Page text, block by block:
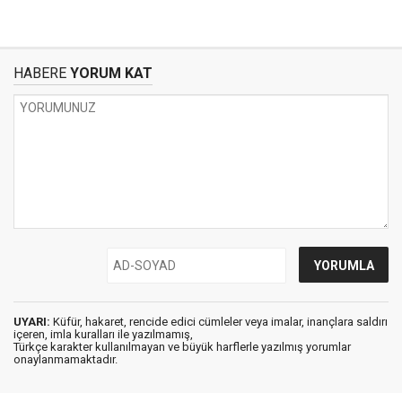
HABERE YORUM KAT
UYARI: Küfür, hakaret, rencide edici cümleler veya imalar, inançlara saldırı
içeren, imla kuralları ile yazılmamış,
Türkçe karakter kullanılmayan ve büyük harflerle yazılmış yorumlar
onaylanmamaktadır.